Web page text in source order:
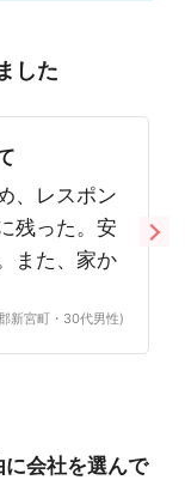
した
、レスポン
残った。安
また、家か
新宮町・30代男性)
会社を選んで